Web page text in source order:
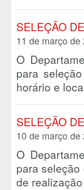
SELEÇÃO
11 de março de
O
para
horário e
SELEÇÃO
10 de março de
O
para
de